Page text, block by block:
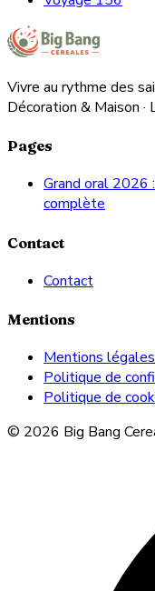
Vivre au rythme des
Décoration & Maison ·
Pages
Grand oral 2026
complète
Contact
Contact
Mentions
Mentions légales
Politique de
Politique de
© 2026 Big Bang